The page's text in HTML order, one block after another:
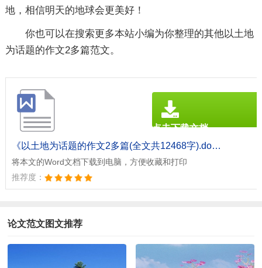
地，相信明天的地球会更美好！
你也可以在搜索更多本站小编为你整理的其他以土地
为话题的作文2多篇范文。
《以土地为话题的作文2多篇(全文共12468字).doc》
将本文的Word文档下载到电脑，方便收藏和打印
推荐度：
点击下载文档
文档为doc格式
论文范文图文推荐